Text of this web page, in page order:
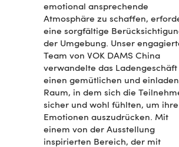
emotional ansprechende
Atmosphäre zu schaffen,
eine sorgfältige
der Umgebung. Unser
Team von VOK DAMS China
verwandelte das Ladengeschäft
einen gemütlichen und
Raum, in dem sich die
sicher und wohl fühlten, um ihre
Emotionen auszudrücken. Mit
einem von der Ausstellung
inspirierten Bereich, der mit